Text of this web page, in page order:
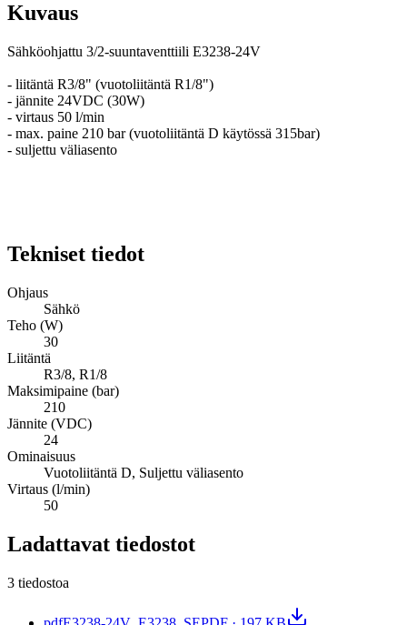
Kuvaus
Sähköohjattu 3/2-suuntaventtiili E3238-24V
- liitäntä R3/8" (vuotoliitäntä R1/8")
- jännite 24VDC (30W)
- virtaus 50 l/min
- max. paine 210 bar (vuotoliitäntä D käytössä 315bar)
- suljettu väliasento
Tekniset tiedot
Ohjaus
Sähkö
Teho (W)
30
Liitäntä
R3/8, R1/8
Maksimipaine (bar)
210
Jännite (VDC)
24
Ominaisuus
Vuotoliitäntä D, Suljettu väliasento
Virtaus (l/min)
50
Ladattavat tiedostot
3 tiedostoa